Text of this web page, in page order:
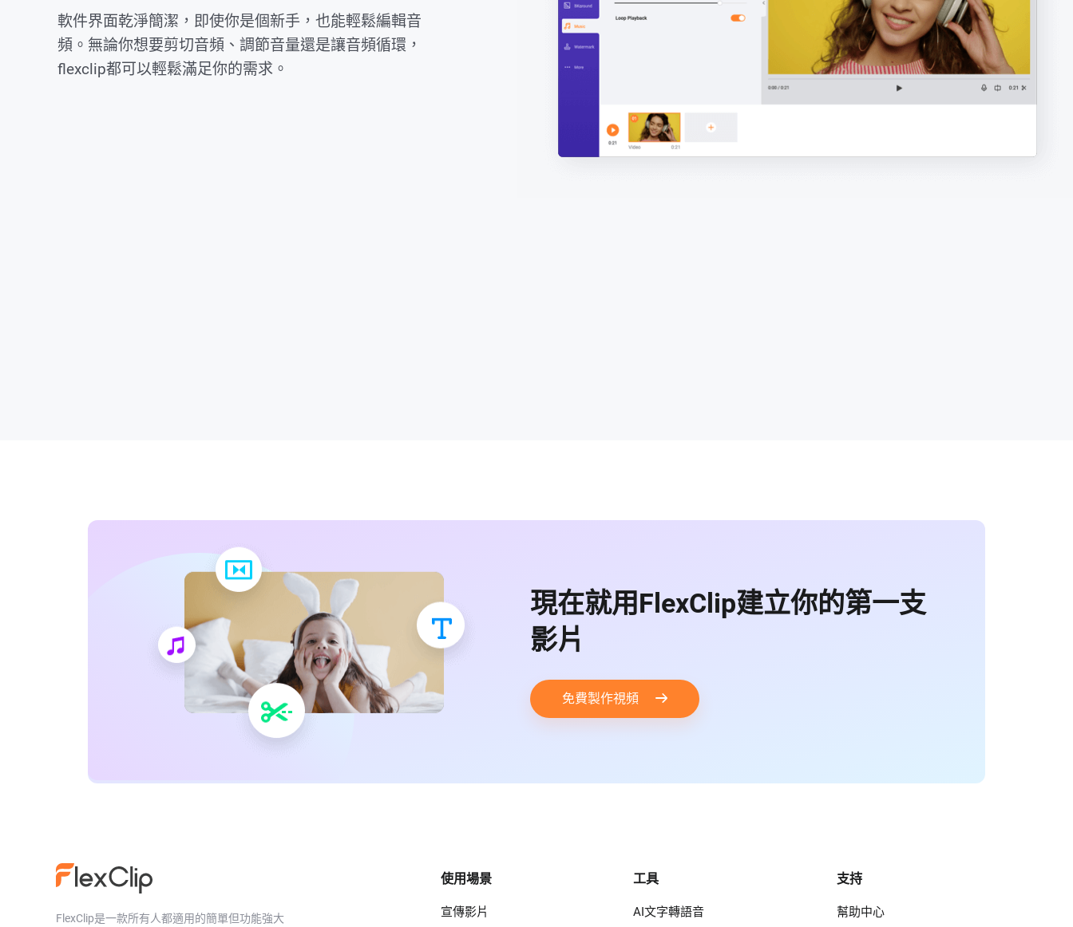
軟件界面乾淨簡潔，即使你是個新手，也能輕鬆編輯音
頻。無論你想要剪切音頻、調節音量還是讓音頻循環，
flexclip都可以輕鬆滿足你的需求。
現在就用FlexClip建立你的第一支
影片
免費製作視頻
FlexClip是一款所有人都適用的簡單但功能強大
使用場景
宣傳影片
工具
AI文字轉語音
支持
幫助中心